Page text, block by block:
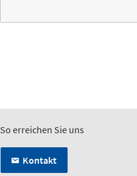
So erreichen Sie uns
Kontakt